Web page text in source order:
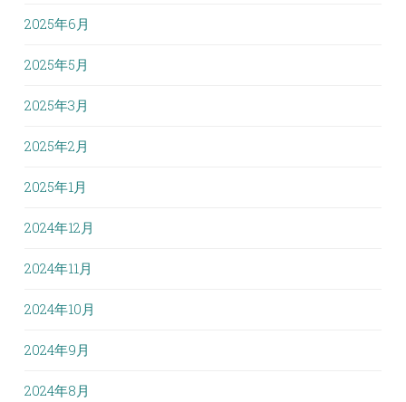
2025年6月
2025年5月
2025年3月
2025年2月
2025年1月
2024年12月
2024年11月
2024年10月
2024年9月
2024年8月